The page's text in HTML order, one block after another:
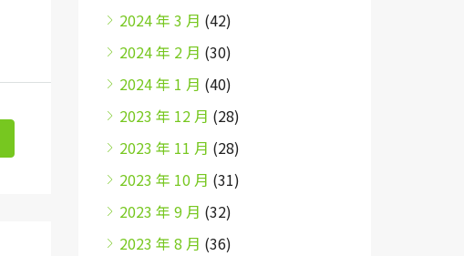
2024 年 3 月 (42)
2024 年 2 月 (30)
2024 年 1 月 (40)
2023 年 12 月 (28)
2023 年 11 月 (28)
2023 年 10 月 (31)
2023 年 9 月 (32)
2023 年 8 月 (36)